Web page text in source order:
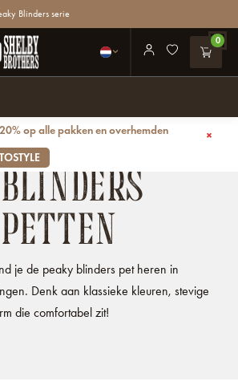
Blinders serie
0
op alle pakken en overhemden
je de peaky blinders pet heren in
Denk aan klassieke kleuren, stevige
die comfortabel zit!